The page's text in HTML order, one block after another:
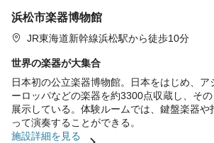
浜松市楽器博物館
JR東海道新幹線浜松駅から徒歩10分
世界の楽器が大集合
日本初の公立楽器博物館。日本をはじめ、ア
ーロッパなどの楽器を約3300点収蔵し、そ
展示している。体験ルームでは、鍵盤楽器や
って演奏することができる。
施設詳細を見る